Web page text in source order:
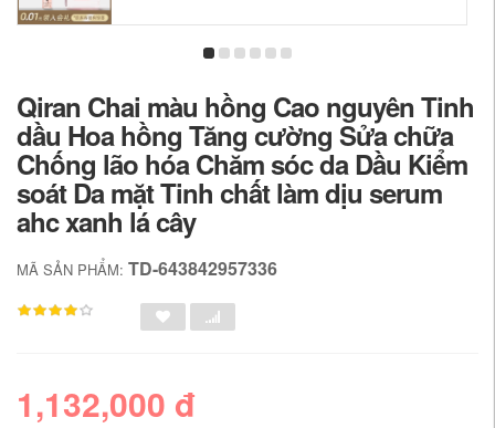
Qiran Chai màu hồng Cao nguyên Tinh
dầu Hoa hồng Tăng cường Sửa chữa
Chống lão hóa Chăm sóc da Dầu Kiểm
soát Da mặt Tinh chất làm dịu serum
ahc xanh lá cây
MÃ SẢN PHẨM: TD-643842957336
1,132,000 đ